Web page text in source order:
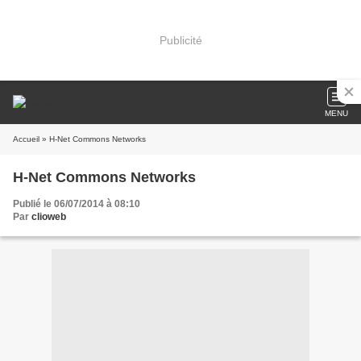
Publicité
MENU
Accueil » H-Net Commons Networks
H-Net Commons Networks
Publié le 06/07/2014 à 08:10
Par clioweb